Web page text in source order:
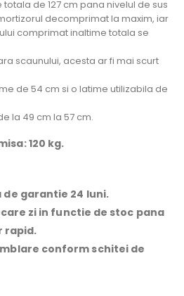
totala de 127 cm pana nivelul de sus
decomprimat la maxim, iar
comprimat inaltime totala se
scaunului, acesta ar fi mai scurt
de 54 cm si o latime utilizabila de
la 49 cm la 57 cm.
120 kg.
garantie 24 luni.
zi in functie de stoc pana
rapid.
conform schitei de